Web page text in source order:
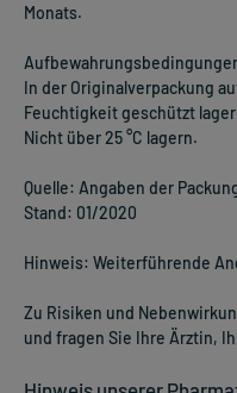
Monats.
In der Originalverpackung
Feuchtigkeit geschützt
Nicht über 25 °C lagern.
Quelle: Angaben der
Stand: 01/2020
Hinweis: Weiterführende
Zu Risiken und
und fragen Sie Ihre Ärztin,